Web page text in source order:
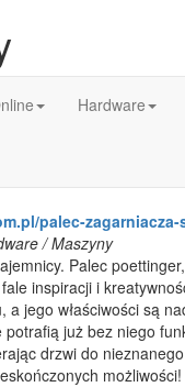
Hardware
palec-
/ Maszyny
Palec
inspiracji i
a jego właściwości są
już bez niego
drzwi do
możliwości!